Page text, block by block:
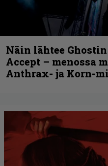
Näin lähtee
Accept – menossa
Anthrax- ja Korn-